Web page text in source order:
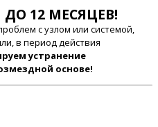
ДО 12 МЕСЯЦЕВ!
с узлом или системой,
в период действия
устранение
основе!